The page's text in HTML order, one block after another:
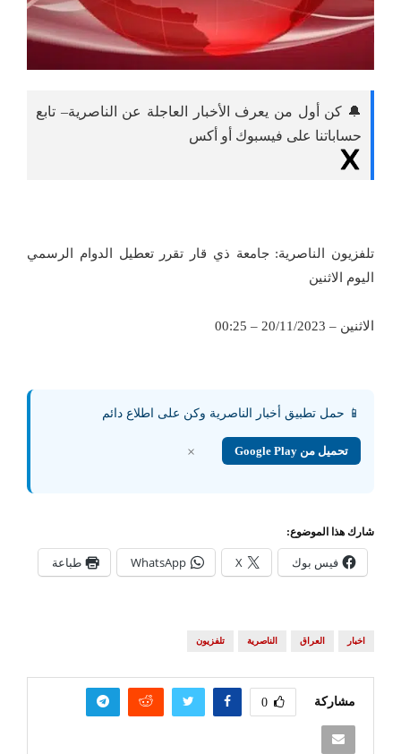
🔔 كن أول من يعرف الأخبار العاجلة عن الناصرية– تابع
حساباتنا على فيسبوك أو أكس
تلفزيون الناصرية: جامعة ذي قار تقرر تعطيل الدوام الرسمي
اليوم الاثنين
الاثنين – 20/11/2023 – 00:25
📱 حمل تطبيق أخبار الناصرية وكن على اطلاع دائم
تحميل من Google Play ×
شارك هذا الموضوع:
فيس بوك X
WhatsApp طباعة
اخبار العراق الناصرية تلفزيون
مشاركة 0